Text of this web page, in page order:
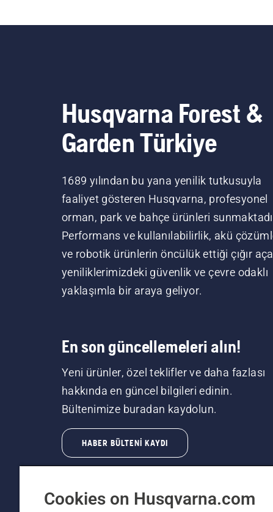
Husqvarna Forest &
Garden Türkiye
1689 yılından bu yana yenilik tutkusuyla
faaliyet gösteren Husqvarna, profesyonel
orman, park ve bahçe ürünleri
Performans ve kullanılabilirlik, akü
ve robotik ürünlerin öncülük ettiği çığır
yeniliklerimizdeki güvenlik ve çevre odaklı
yaklaşımla bir araya geliyor.
En son güncellemeleri alın!
Yeni ürünler, özel teklifler ve daha fazlası
hakkında en güncel bilgileri edinin.
Bültenimize buradan kaydolun.
HABER BÜLTENI KAYDI
Cookies on Husqvarna.com